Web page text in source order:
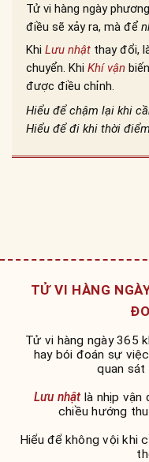
Tử vi hàng ngày
điều sẽ xảy ra, mà để
Khi Lưu nhật thay đổi,
chuyển. Khi Khí vận
được điều chỉnh.
Hiểu để chậm lại khi
Hiểu để đi khi thời
TỬ VI HÀNG
Tử vi hàng ngày 365
hay bói đoán sự
quan sát
Lưu nhậtlà nhịp vận
chiều hướng
Hiểu để không vội khi